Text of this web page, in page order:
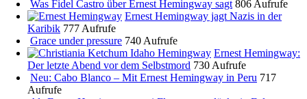
Was Fidel Castro über Ernest Hemingway sagt 806 Aufrufe
Ernest Hemingway jagt Nazis in der
Karibik 777 Aufrufe
Grace under pressure 740 Aufrufe
Ernest Hemingway:
Der letzte Abend vor dem Selbstmord 730 Aufrufe
Neu: Cabo Blanco – Mit Ernest Hemingway in Peru 717
Aufrufe